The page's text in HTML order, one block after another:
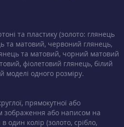
та пластику (золото: глянець
та матовий, червоний глянець,
та матовий, чорний матовий
фіолетовий глянець, білий
моделі одного розміру.
прямокутної або
зображення або написом на
один колір (золото, срібло,